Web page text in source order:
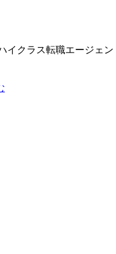
イクラス転職エージェン